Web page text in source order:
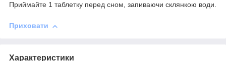
Приймайте 1 таблетку перед сном, запиваючи склянкою води.
Приховати
Характеристики